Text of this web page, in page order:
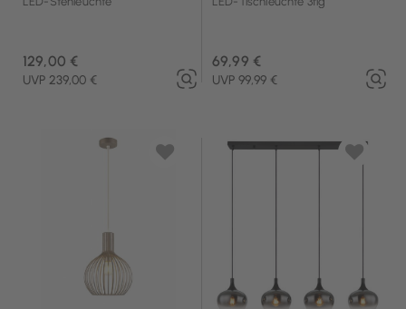
129,00 €
UVP 239,00 €
69,99 €
UVP 99,99 €